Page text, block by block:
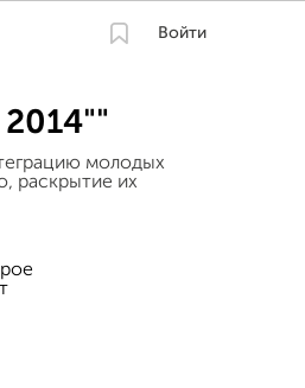
Войти
молодых
раскрытие их